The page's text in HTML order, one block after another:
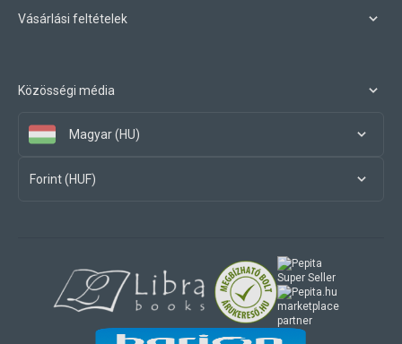
Vásárlási feltételek
Közösségi média
Magyar (HU)
Forint (HUF)
marketplace
partner